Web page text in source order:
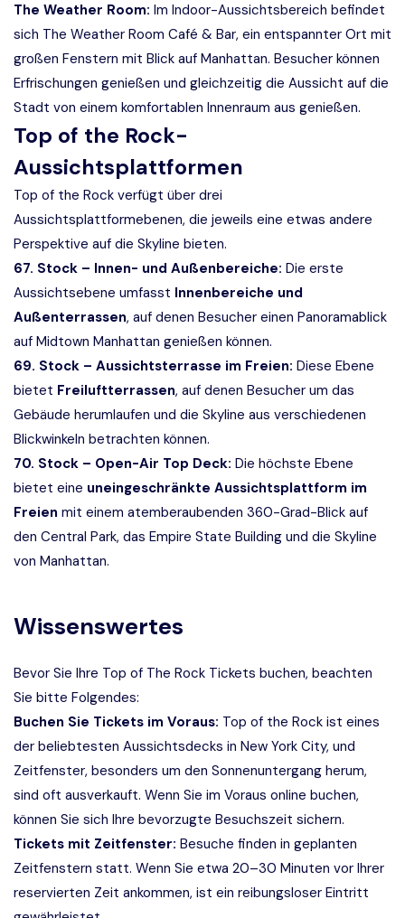
The Weather Room: Im Indoor-Aussichtsbereich befindet
sich The Weather Room Café & Bar, ein entspannter Ort mit
großen Fenstern mit Blick auf Manhattan. Besucher können
Erfrischungen genießen und gleichzeitig die Aussicht auf die
Stadt von einem komfortablen Innenraum aus genießen.
Top of the Rock-
Aussichtsplattformen
Top of the Rock verfügt über drei
Aussichtsplattformebenen, die jeweils eine etwas andere
Perspektive auf die Skyline bieten.
67. Stock – Innen- und Außenbereiche: Die erste
Aussichtsebene umfasst Innenbereiche und
Außenterrassen, auf denen Besucher einen Panoramablick
auf Midtown Manhattan genießen können.
69. Stock – Aussichtsterrasse im Freien: Diese Ebene
bietet Freiluftterrassen, auf denen Besucher um das
Gebäude herumlaufen und die Skyline aus verschiedenen
Blickwinkeln betrachten können.
70. Stock – Open-Air Top Deck: Die höchste Ebene
bietet eine uneingeschränkte Aussichtsplattform im
Freien mit einem atemberaubenden 360-Grad-Blick auf
den Central Park, das Empire State Building und die Skyline
von Manhattan.
Wissenswertes
Bevor Sie Ihre Top of The Rock Tickets buchen, beachten
Sie bitte Folgendes:
Buchen Sie Tickets im Voraus: Top of the Rock ist eines
der beliebtesten Aussichtsdecks in New York City, und
Zeitfenster, besonders um den Sonnenuntergang herum,
sind oft ausverkauft. Wenn Sie im Voraus online buchen,
können Sie sich Ihre bevorzugte Besuchszeit sichern.
Tickets mit Zeitfenster: Besuche finden in geplanten
Zeitfenstern statt. Wenn Sie etwa 20–30 Minuten vor Ihrer
reservierten Zeit ankommen, ist ein reibungsloser Eintritt